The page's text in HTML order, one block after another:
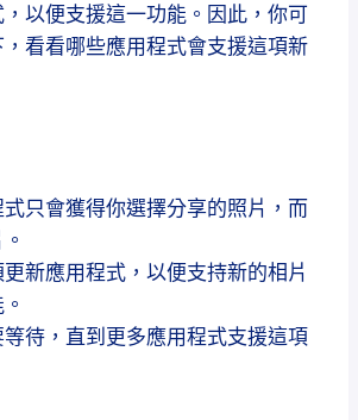
以便支援這一功能。因此，你可
看看哪些應用程式會支援這項新
只會獲得你選擇分享的照片，而
新應用程式，以便支持新的相片
待，直到更多應用程式支援這項